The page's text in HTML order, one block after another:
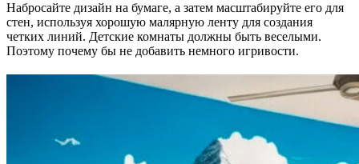
Набросайте дизайн на бумаге, а затем масштабируйте его для
стен, используя хорошую малярную ленту для создания
четких линий. Детские комнаты должны быть веселыми.
Поэтому почему бы не добавить немного игривости.